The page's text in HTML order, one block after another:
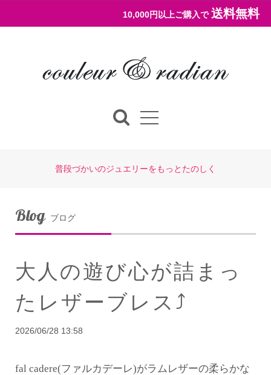
10,000円以上ご購入で 送料無料
普段づかいのジュエリーをもっとたのしく
Blog ブログ
大人の遊び心が詰まっ
たレザーブレス⤴︎
2026/06/28 13:58
fal cadere(ファルカデーレ)がラムレザーの柔らかな